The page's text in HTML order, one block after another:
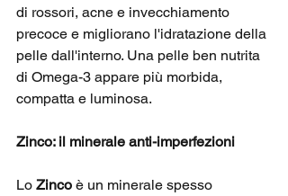
di rossori, acne e invecchiamento
precoce e migliorano l'idratazione della
pelle dall'interno. Una pelle ben nutrita
di Omega-3 appare più morbida,
compatta e luminosa.
Zinco: il minerale anti-imperfezioni
Lo Zinco è un minerale spesso